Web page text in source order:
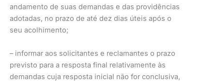
andamento de suas demandas e das providências
adotadas, no prazo de até dez dias úteis após o
seu acolhimento;
– informar aos solicitantes e reclamantes o prazo
previsto para a resposta final relativamente às
demandas cuja resposta inicial não for conclusiva,